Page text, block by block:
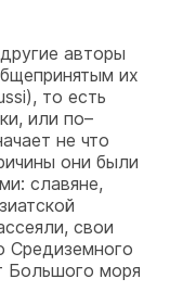
авторы
их
то есть
или по–
не что
они были
славяне,
свои
Средиземного
Большого моря